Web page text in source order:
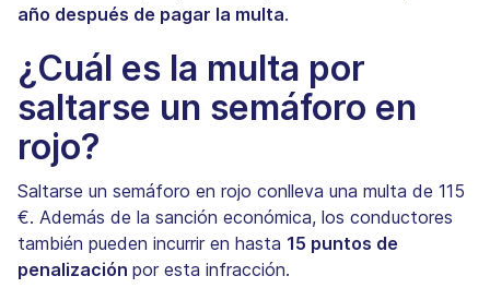
año después de pagar la multa.
¿Cuál es la multa por
saltarse un semáforo en
rojo?
Saltarse un semáforo en rojo conlleva una multa de 115
€. Además de la sanción económica, los conductores
también pueden incurrir en hasta 15 puntos de
penalización por esta infracción.